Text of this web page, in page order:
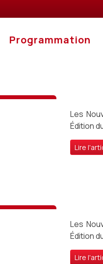
ÉPICProgrammation
Les
Édition
Lire
Les
Édition
Lire